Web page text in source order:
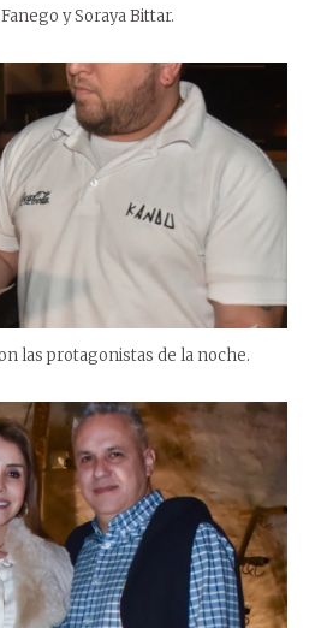
y Soraya Bittar.
las protagonistas de la noche.